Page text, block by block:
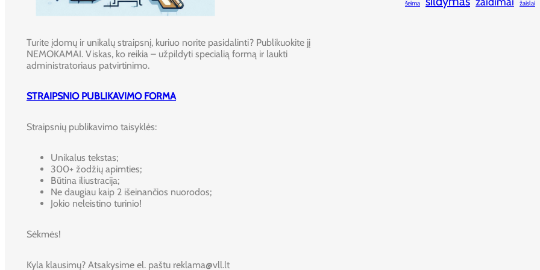
Turite įdomų ir unikalų straipsnį, kuriuo norite pasidalinti? Publikuokite jį
NEMOKAMAI. Viskas, ko reikia – užpildyti specialią formą ir laukti
administratoriaus patvirtinimo.
STRAIPSNIO PUBLIKAVIMO FORMA
Straipsnių publikavimo taisyklės:
Unikalus tekstas;
300+ žodžių apimties;
Būtina iliustracija;
Ne daugiau kaip 2 išeinančios nuorodos;
Jokio neleistino turinio!
Sėkmės!
Kyla klausimų? Atsakysime el. paštu reklama@vll.lt
šeima žaislai